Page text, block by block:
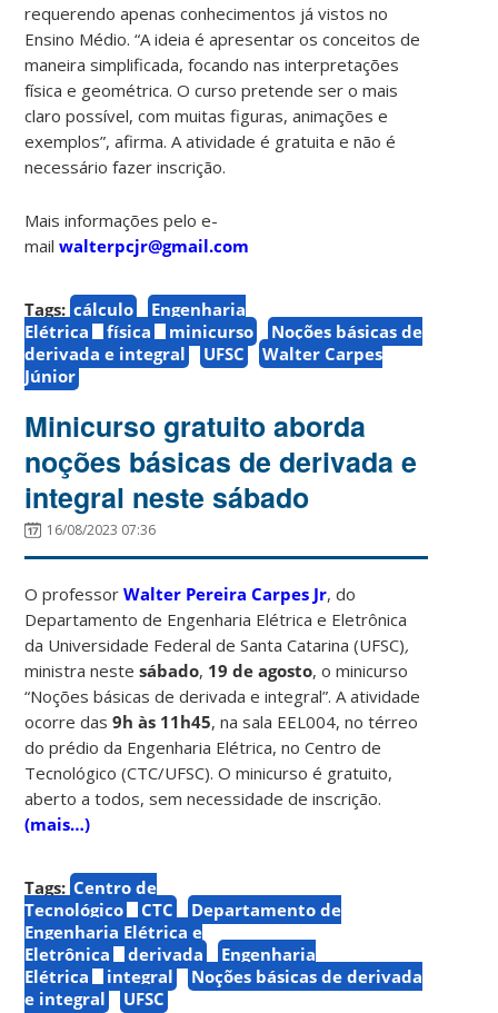
requerendo apenas conhecimentos já vistos no
Ensino Médio. “A ideia é apresentar os conceitos de
maneira simplificada, focando nas interpretações
física e geométrica. O curso pretende ser o mais
claro possível, com muitas figuras, animações e
exemplos”, afirma. A atividade é gratuita e não é
necessário fazer inscrição.
Mais informações pelo e-
mailwalterpcjr@gmail.com
Tags: cálculo
Engenharia
Elétrica
física minicurso
Noções básicas de
derivada e integral
UFSC
Walter Carpes
Júnior
Minicurso gratuito aborda
noções básicas de derivada e
integral neste sábado
16/08/2023 07:36
O professorWalter Pereira Carpes Jr, do
Departamento de Engenharia Elétrica e Eletrônica
da Universidade Federal de Santa Catarina (UFSC),
ministra nestesábado, 19 de agosto, o minicurso
“Noções básicas de derivada e integral”. A atividade
ocorredas9h às 11h45, na sala EEL004, no térreo
do prédio da Engenharia Elétrica, no Centro de
Tecnológico (CTC/UFSC). O minicurso é gratuito,
aberto a todos, sem necessidade de inscrição.
(mais…)
Tags: Centro de
Tecnológico
CTC
Departamento de
Engenharia Elétrica e
Eletrônica
derivada
Engenharia
Elétrica
integral
Noções básicas de derivada
e integral
UFSC